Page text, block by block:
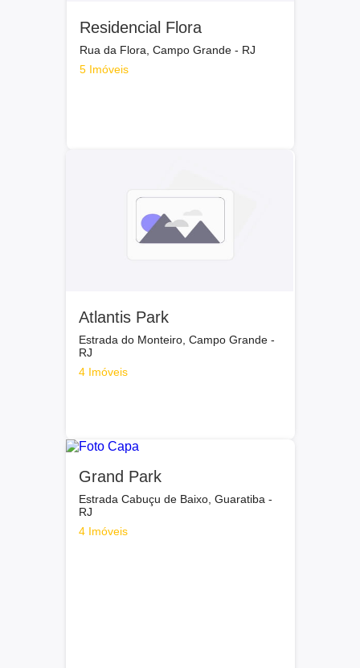
Residencial Flora
Rua da Flora, Campo Grande - RJ
5 Imóveis
Atlantis Park
Estrada do Monteiro, Campo Grande -
RJ
4 Imóveis
Grand Park
Estrada Cabuçu de Baixo, Guaratiba -
RJ
4 Imóveis